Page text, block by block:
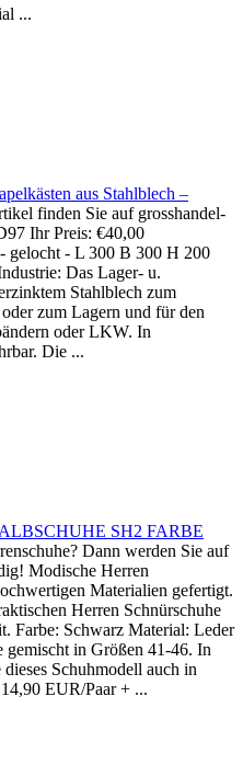
...
aus Stahlblech –
finden Sie auf grosshandel-
Ihr Preis: €40,00
gelocht - L 300 B 300 H 200
Das Lager- u.
Stahlblech zum
zum Lagern und für den
oder LKW. In
Die ...
SH2 FARBE
Dann werden Sie auf
Modische Herren
Materialien gefertigt.
Herren Schnürschuhe
Farbe: Schwarz Material: Leder
gemischt in Größen 41-46. In
Schuhmodell auch in
EUR/Paar + ...